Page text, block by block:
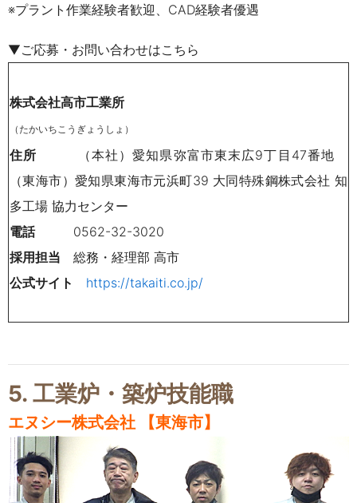
※プラント作業経験者歓迎、CAD経験者優遇
▼ご応募・お問い合わせはこちら
株式会社高市工業所
（たかいちこうぎょうしょ）
住所 （本社）愛知県弥富市東末広9丁目47番地
（東海市）愛知県東海市元浜町39 大同特殊鋼株式会社 知
多工場 協力センター
電話0562-32-3020
採用担当 総務・経理部 高市
公式サイト
https://takaiti.co.jp/
5. 工業炉・築炉技能職
エヌシー株式会社 【東海市】